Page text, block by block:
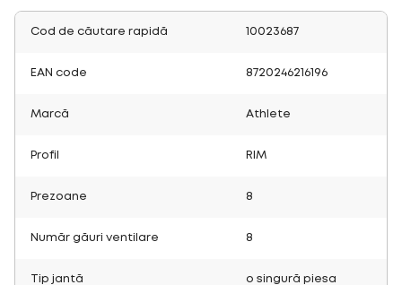
Cod de căutare rapidă 10023687
EAN code 8720246216196
Marcă Athlete
Profil RIM
Prezoane 8
Număr găuri ventilare 8
Tip jantă o singură piesa